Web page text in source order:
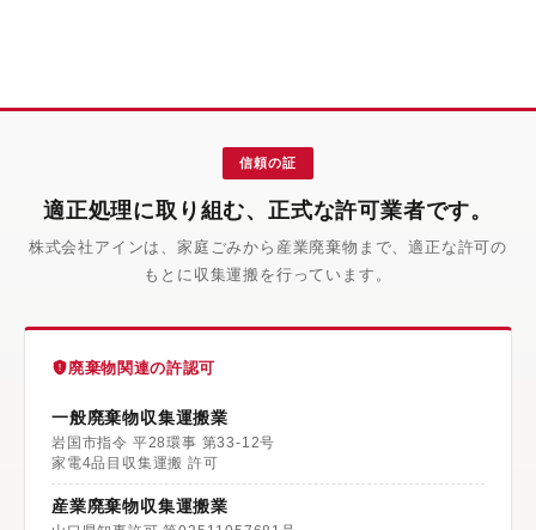
信頼の証
適正処理に取り組む、正式な許可業者です。
株式会社アインは、家庭ごみから産業廃棄物まで、適正な許可の
もとに収集運搬を行っています。
廃棄物関連の許認可
一般廃棄物収集運搬業
岩国市指令 平28環事 第33-12号
家電4品目収集運搬 許可
産業廃棄物収集運搬業